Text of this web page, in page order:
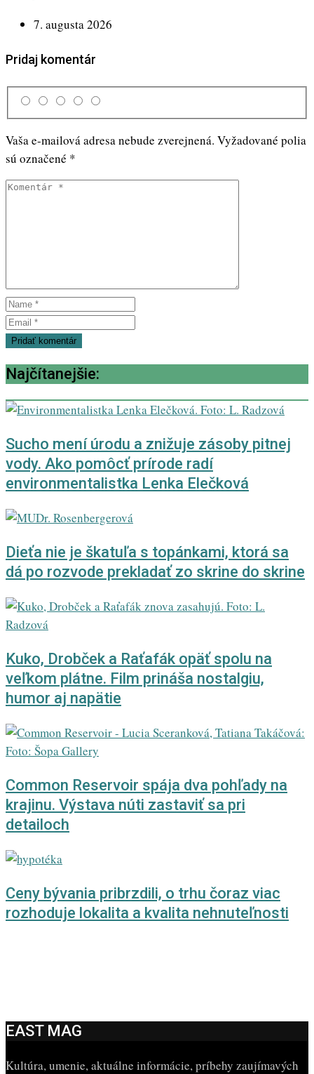
7. augusta 2026
Pridaj komentár
Vaša e-mailová adresa nebude zverejnená. Vyžadované polia
sú označené *
Najčítanejšie:
Sucho mení úrodu a znižuje zásoby pitnej
vody. Ako pomôcť prírode radí
environmentalistka Lenka Elečková
Dieťa nie je škatuľa s topánkami, ktorá sa
dá po rozvode prekladať zo skrine do skrine
Kuko, Drobček a Raťafák opäť spolu na
veľkom plátne. Film prináša nostalgiu,
humor aj napätie
Common Reservoir spája dva pohľady na
krajinu. Výstava núti zastaviť sa pri
detailoch
Ceny bývania pribrzdili, o trhu čoraz viac
rozhoduje lokalita a kvalita nehnuteľnosti
EAST MAG
Kultúra, umenie, aktuálne informácie, príbehy zaujímavých